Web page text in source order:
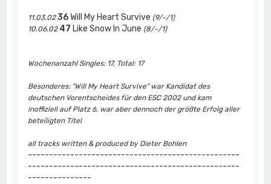
11.03.02 36Will My Heart Survive (9/-/1)
10.06.02 47 Like Snow In June (8/-/1)
Wochenanzahl Singles: 17, Total: 17
Besonderes: "Will My Heart Survive" war Kandidat des
deutschen Vorentscheides für den ESC 2002 und kam
inoffiziell auf Platz 6, war aber dennoch der größte Erfolg aller
beteiligten Titel
all tracks written & produced by Dieter Bohlen
--------------------------------------------------
--------------------------------------------------
---------------